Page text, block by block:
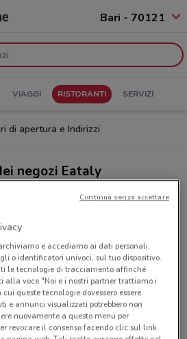
Bari - 70121
VIAGGI RISTORANTI SERVIZI
di apertura e Indirizzi
negozi Eataly
e accediamo ai dati personali,
o identificatori univoci, sul tuo dispositivo.
le tecnologie di tracciamento affinché
alla voce "Noi e i nostri partner trattiamo i
queste tecnologie dovessero essere
e annunci visualizzati potrebbero non
nuovamente a questo menu per
revocare il consenso facendo clic sul link
Continua senza accettare